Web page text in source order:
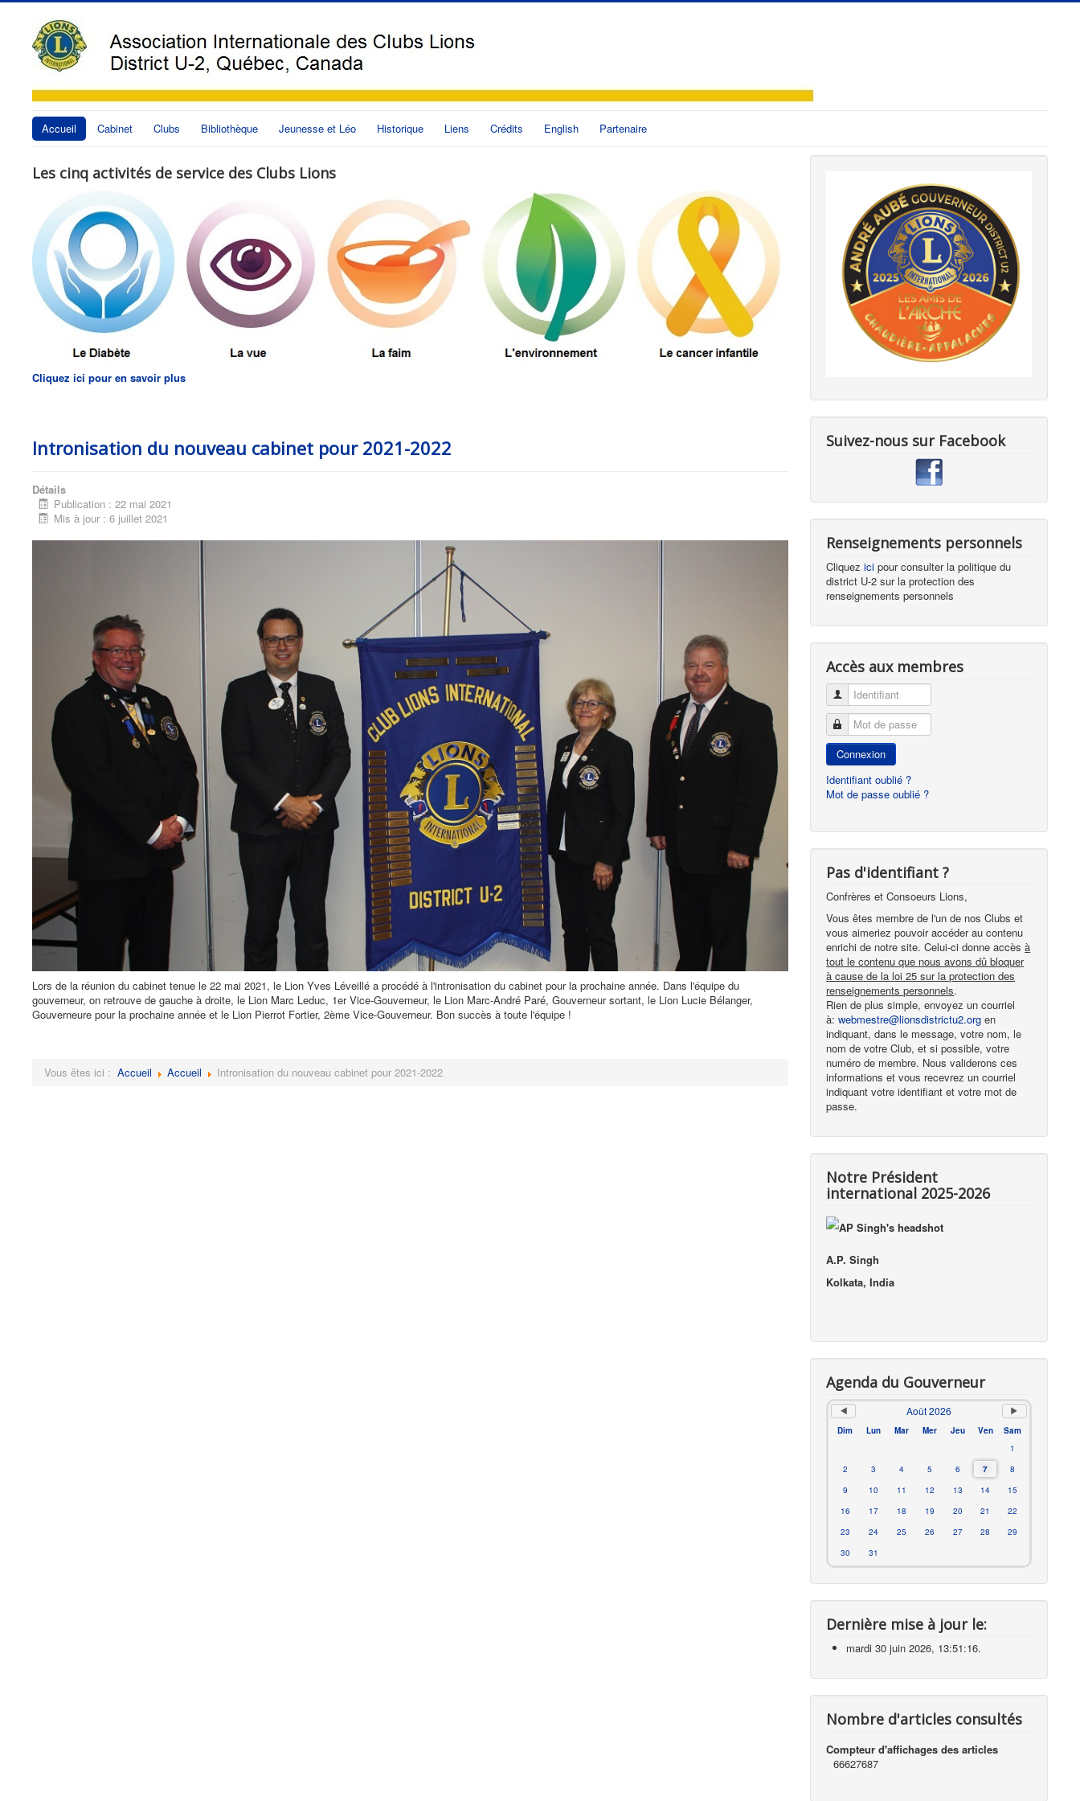
Accueil Cabinet Clubs Bibliothèque Jeunesse et Léo Historique Liens Crédits English Partenaire
Les cinq activités de service des Clubs Lions
Cliquez ici pour en savoir plus
Intronisation du nouveau cabinet pour 2021-2022
Détails
Publication : 22 mai 2021
Mis à jour : 6 juillet 2021
Lors de la réunion du cabinet tenue le 22 mai 2021, le Lion Yves Léveillé a procédé à l'intronisation du cabinet pour la prochaine année. Dans l'équipe du
gouverneur, on retrouve de gauche à droite, le Lion Marc Leduc, 1er Vice-Gouverneur, le Lion Marc-André Paré, Gouverneur sortant, le Lion Lucie Bélanger,
Gouverneure pour la prochaine année et le Lion Pierrot Fortier, 2ème Vice-Gouverneur. Bon succès à toute l'équipe !
Vous êtes ici : Accueil Accueil Intronisation du nouveau cabinet pour 2021-2022
Suivez-nous sur Facebook
Renseignements personnels
Cliquezici pour consulter la politique du
district U-2 sur la protection des
renseignements personnels
Accès aux membres
Identifiant
Mot de passe
Connexion
Identifiant oublié ?
Mot de passe oublié ?
Pas d'identifiant ?
Confrères et Consoeurs Lions,
Vous êtes membre de l'un de nos Clubs et
vous aimeriez pouvoir accéder au contenu
enrichi de notre site. Celui-ci donne accèsà
tout le contenu que nous avons dû bloquer
à cause de la loi 25 sur la protection des
renseignements personnels.
Rien de plus simple, envoyez un courriel
à:webmestre@lionsdistrictu2.orgen
indiquant, dans le message, votre nom, le
nom de votre Club, et si possible, votre
numéro de membre. Nous validerons ces
informations et vous recevrez un courriel
indiquant votre identifiant et votre mot de
passe.
Notre Président
international 2025-2026
A.P. Singh
Kolkata, India
Agenda du Gouverneur
Août 2026
Dim Lun Mar Mer Jeu Ven
Sam
1
2
3 4 5 6 7
8
9
10 11 12 13 14
15
16
17 18 19 20 21
22
23
24 25 26 27 28
29
30
31
Dernière mise à jour le:
mardi 30 juin 2026, 13:51:16.
Nombre d'articles consultés
Compteur d'affichages des articles
66627687